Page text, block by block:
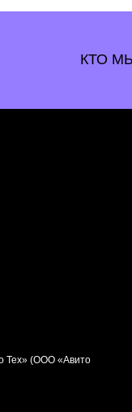
Тех» (ООО «Авито
КТО